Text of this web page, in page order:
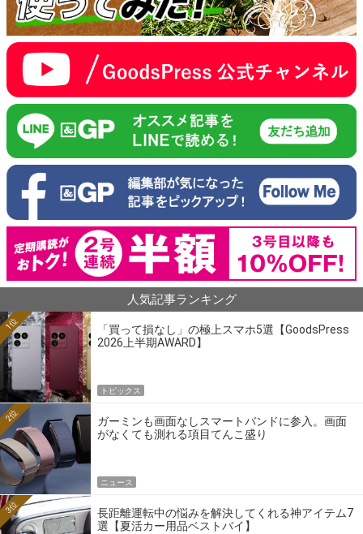
人気記事ランキング
「買って損なし」の極上スマホ5選【GoodsPress
2026上半期AWARD】
1位
トピックス
ガーミンも画面なしスマートバンドに参入。画面
がなくても測れる項目てんこ盛り
2位
ニュース
長距離運転中の悩みを解決してくれる神アイテム7
選【夏活カー用品ベストバイ】
3位